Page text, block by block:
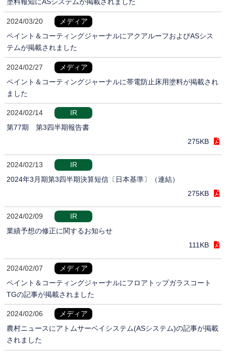
塗料報知にASシステムが掲載されました
2024/03/20
メディア
ペイント＆コーティングジャーナルにアクアルーフおよびASシス
テムが掲載されました
2024/02/27
メディア
ペイント＆コーティングジャーナルに帯電防止床用塗料が掲載され
ました
2024/02/14
IR
第77期 第3四半期報告書
275KB
2024/02/13
IR
2024年3月期第3四半期決算短信〔日本基準〕（連結）
275KB
2024/02/09
IR
業績予想の修正に関するお知らせ
111KB
2024/02/07
メディア
ペイント＆コーティングジャーナルにフロアトップガラスコート
TGの記事が掲載されました
2024/02/06
メディア
農村ニュースにアトムサーベイシステム(ASシステム)の記事が掲載
されました